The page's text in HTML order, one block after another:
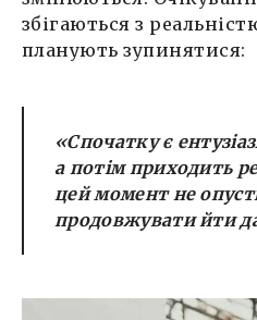
збігаються з
планують зупинятися:
«Спочатку є
а потім приходить
цей момент не
продовжувати йти